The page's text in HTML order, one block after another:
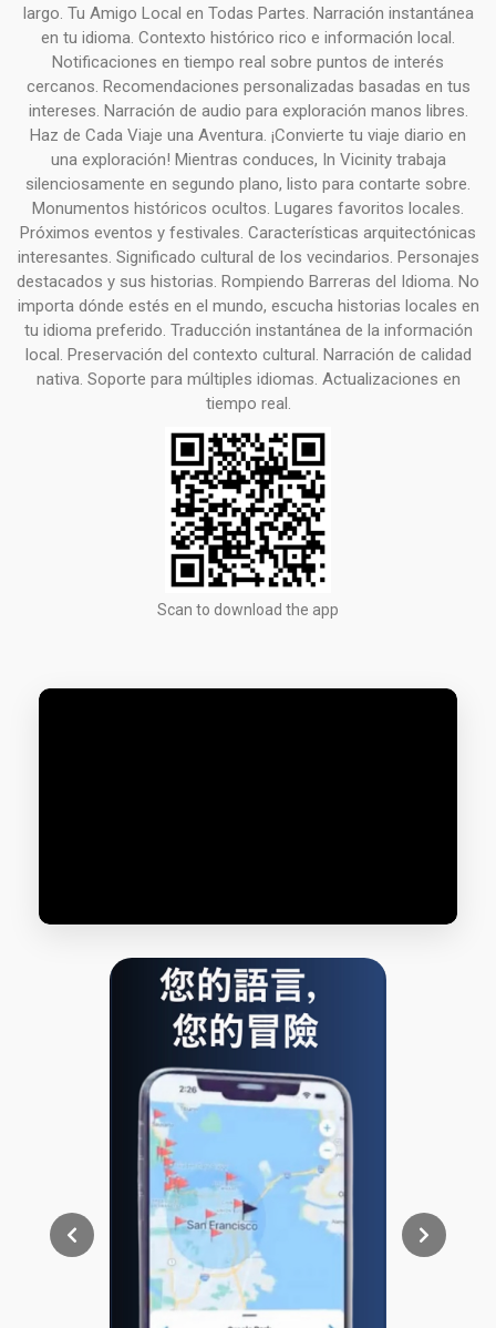
largo. Tu Amigo Local en Todas Partes. Narración instantánea
en tu idioma. Contexto histórico rico e información local.
Notificaciones en tiempo real sobre puntos de interés
cercanos. Recomendaciones personalizadas basadas en tus
intereses. Narración de audio para exploración manos libres.
Haz de Cada Viaje una Aventura. ¡Convierte tu viaje diario en
una exploración! Mientras conduces, In Vicinity trabaja
silenciosamente en segundo plano, listo para contarte sobre.
Monumentos históricos ocultos. Lugares favoritos locales.
Próximos eventos y festivales. Características arquitectónicas
interesantes. Significado cultural de los vecindarios. Personajes
destacados y sus historias. Rompiendo Barreras del Idioma. No
importa dónde estés en el mundo, escucha historias locales en
tu idioma preferido. Traducción instantánea de la información
local. Preservación del contexto cultural. Narración de calidad
nativa. Soporte para múltiples idiomas. Actualizaciones en
tiempo real.
Scan to download the app